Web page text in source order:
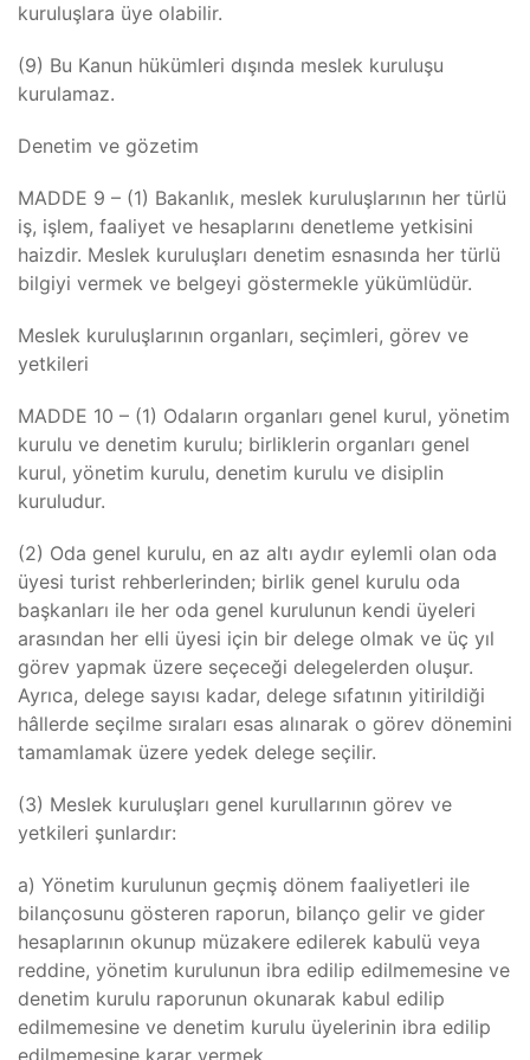
kuruluşlara üye olabilir.
(9) Bu Kanun hükümleri dışında meslek kuruluşu
kurulamaz.
Denetim ve gözetim
MADDE 9 – (1) Bakanlık, meslek kuruluşlarının her türlü
iş, işlem, faaliyet ve hesaplarını denetleme yetkisini
haizdir. Meslek kuruluşları denetim esnasında her türlü
bilgiyi vermek ve belgeyi göstermekle yükümlüdür.
Meslek kuruluşlarının organları, seçimleri, görev ve
yetkileri
MADDE 10 – (1) Odaların organları genel kurul, yönetim
kurulu ve denetim kurulu; birliklerin organları genel
kurul, yönetim kurulu, denetim kurulu ve disiplin
kuruludur.
(2) Oda genel kurulu, en az altı aydır eylemli olan oda
üyesi turist rehberlerinden; birlik genel kurulu oda
başkanları ile her oda genel kurulunun kendi üyeleri
arasından her elli üyesi için bir delege olmak ve üç yıl
görev yapmak üzere seçeceği delegelerden oluşur.
Ayrıca, delege sayısı kadar, delege sıfatının yitirildiği
hâllerde seçilme sıraları esas alınarak o görev dönemini
tamamlamak üzere yedek delege seçilir.
(3) Meslek kuruluşları genel kurullarının görev ve
yetkileri şunlardır:
a) Yönetim kurulunun geçmiş dönem faaliyetleri ile
bilançosunu gösteren raporun, bilanço gelir ve gider
hesaplarının okunup müzakere edilerek kabulü veya
reddine, yönetim kurulunun ibra edilip edilmemesine ve
denetim kurulu raporunun okunarak kabul edilip
edilmemesine ve denetim kurulu üyelerinin ibra edilip
edilmemesine karar vermek.